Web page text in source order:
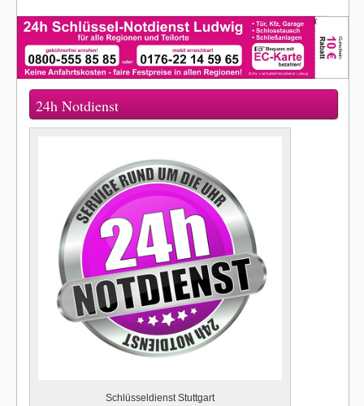
24h Notdienst
Schlüsseldienst Stuttgart